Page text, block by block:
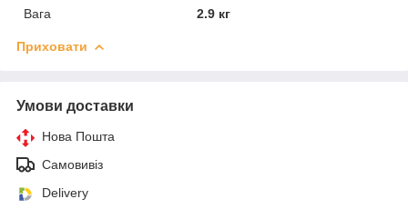
Вага
2.9 кг
Приховати
Умови доставки
Нова Пошта
Самовивіз
Delivery